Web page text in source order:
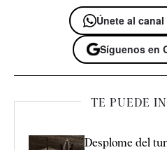
Únete al
Síguenos en
TE PUEDE
Desplome del